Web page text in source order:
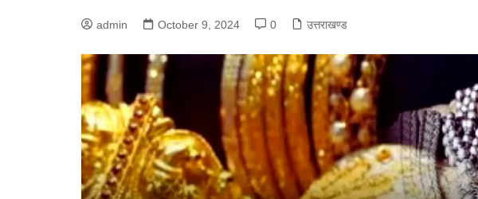
admin October 9, 2024 0 उत्तराखण्ड